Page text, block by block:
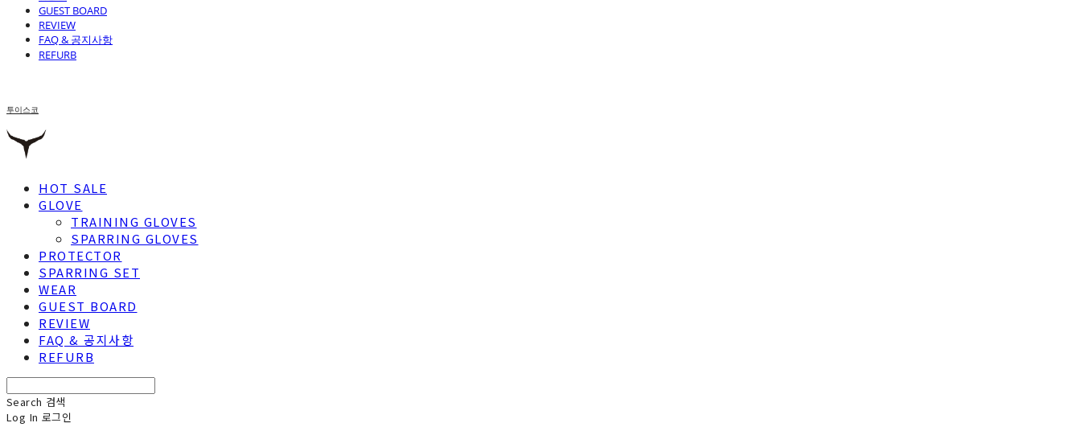
GUEST BOARD
REVIEW
FAQ & 공지사항
REFURB
투이스코
HOT SALE
GLOVE
TRAINING GLOVES
SPARRING GLOVES
PROTECTOR
SPARRING SET
WEAR
GUEST BOARD
REVIEW
FAQ & 공지사항
REFURB
Search 검색
Log In 로그인